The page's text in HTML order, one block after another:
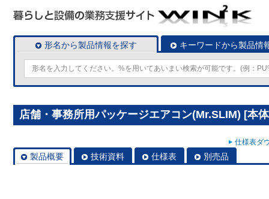
形名から製品情報を探す キーワードから製品情
店舗・事務所用パッケージエアコン(Mr.SLIM) [本
仕様表ダ
製品概要 技術資料 仕様表 別売品